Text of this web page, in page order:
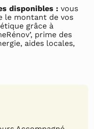
disponibles : vous
le montant de vos
grâce à
prime des
aides locales,